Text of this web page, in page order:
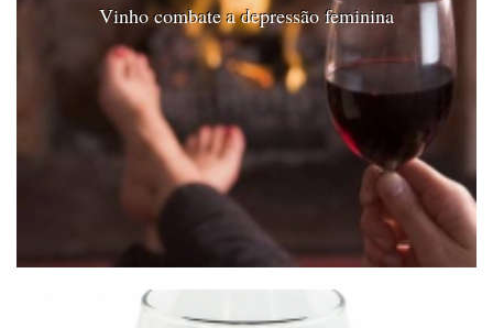
Vinho combate a depressão feminina